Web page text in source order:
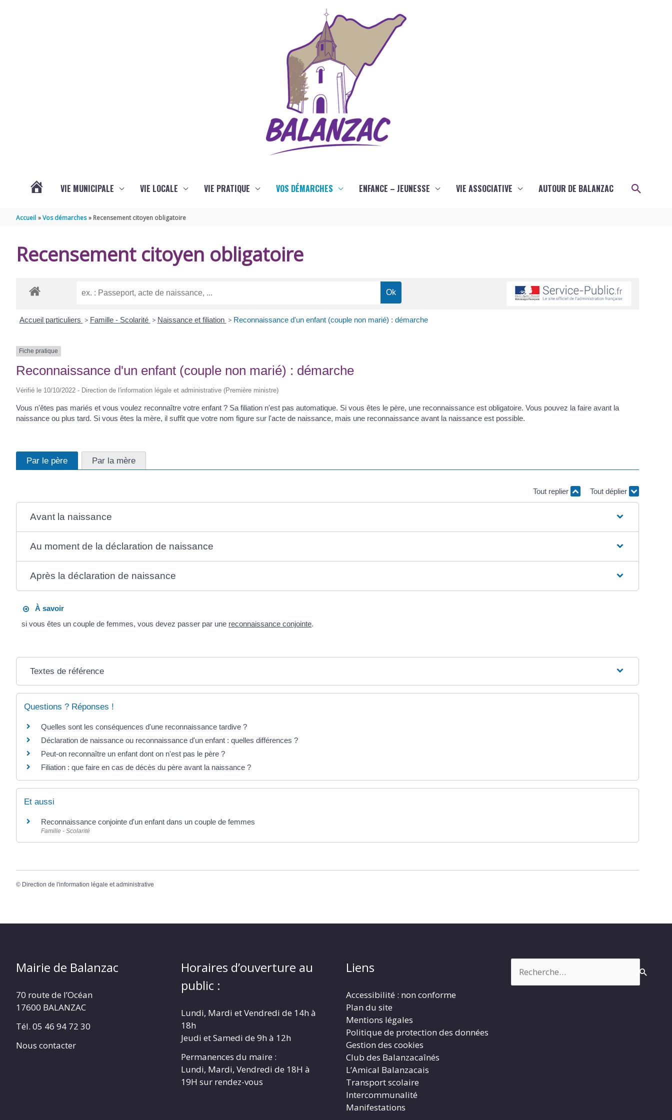
VIE MUNICIPALE VIE LOCALE VIE PRATIQUE VOS DÉMARCHES ENFANCE – JEUNESSE VIE ASSOCIATIVE AUTOUR DE BALANZAC
Accueil Vos démarches Recensement citoyen obligatoire
Recensement citoyen obligatoire
Accueil particuliers > Famille - Scolarité > Naissance et filiation > Reconnaissance d'un enfant (couple non marié) : démarche
Fiche pratique
Reconnaissance d'un enfant (couple non marié) : démarche
Vérifié le 10/10/2022 - Direction de l'information légale et administrative (Première ministre)
Vous n'êtes pas mariés et vous voulez reconnaître votre enfant ? Sa filiation n'est pas automatique. Si vous êtes le père, une reconnaissance est obligatoire. Vous pouvez la faire avant la
naissance ou plus tard. Si vous êtes la mère, il suffit que votre nom figure sur l'acte de naissance, mais une reconnaissance avant la naissance est possible.
Par le père Par la mère
Tout replier Tout déplier
Avant la naissance
Au moment de la déclaration de naissance
Après la déclaration de naissance
À savoir
si vous êtes un couple de femmes, vous devez passer par une reconnaissance conjointe.
Textes de référence
Questions ? Réponses !
Quelles sont les conséquences d'une reconnaissance tardive ?
Déclaration de naissance ou reconnaissance d'un enfant : quelles différences ?
Peut-on reconnaître un enfant dont on n'est pas le père ?
Filiation : que faire en cas de décès du père avant la naissance ?
Et aussi
Reconnaissance conjointe d'un enfant dans un couple de femmes
Famille - Scolarité
© Direction de l'information légale et administrative
Mairie de Balanzac
70 route de l’Océan
17600 BALANZAC
Tél. 05 46 94 72 30
Nous contacter
Horaires d’ouverture au
public :
Lundi, Mardi et Vendredi de 14h à
18h
Jeudi et Samedi de 9h à 12h
Permanences du maire :
Lundi, Mardi, Vendredi de 18H à
19H sur rendez-vous
Liens
Accessibilité : non conforme
Plan du site
Mentions légales
Politique de protection des données
Gestion des cookies
Club des Balanzacaînés
L’Amical Balanzacais
Transport scolaire
Intercommunalité
Manifestations